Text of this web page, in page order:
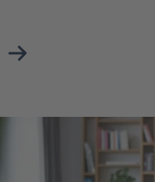
Mehr über Kontakt